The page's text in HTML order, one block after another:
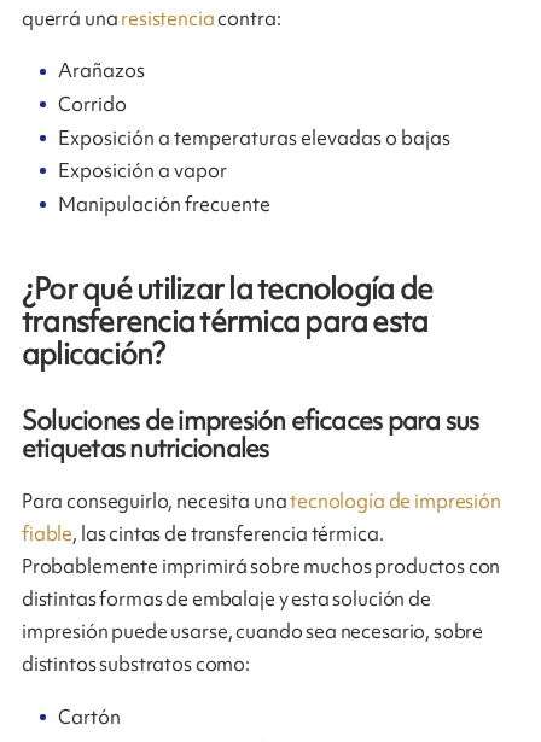
querrá unaresistenciacontra:
Arañazos
Corrido
Exposición a temperaturas elevadas o bajas
Exposición a vapor
Manipulación frecuente
¿Por qué utilizar la tecnología de
transferencia térmica para esta
aplicación?
Soluciones de impresión eficaces para sus
etiquetas nutricionales
Para conseguirlo, necesita unatecnología de impresión
fiable, las cintas de transferencia térmica.
Probablemente imprimirá sobre muchos productos con
distintas formas de embalaje y esta solución de
impresión puede usarse, cuando sea necesario, sobre
distintos substratos como:
Cartón